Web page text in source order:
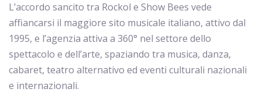
L’accordo sancito tra Rockol e Show Bees vede
affiancarsi il maggiore sito musicale italiano, attivo dal
1995, e l’agenzia attiva a 360° nel settore dello
spettacolo e dell’arte, spaziando tra musica, danza,
cabaret, teatro alternativo ed eventi culturali nazionali
e internazionali.